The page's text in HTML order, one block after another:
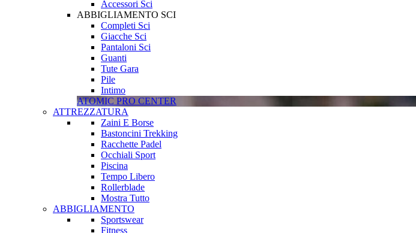
Accessori Sci
ABBIGLIAMENTO SCI
Completi Sci
Giacche Sci
Pantaloni Sci
Guanti
Tute Gara
Pile
Intimo
ATOMIC PRO CENTER
ATTREZZATURA
Zaini E Borse
Bastoncini Trekking
Racchette Padel
Occhiali Sport
Piscina
Tempo Libero
Rollerblade
Mostra Tutto
ABBIGLIAMENTO
Sportswear
Fitness